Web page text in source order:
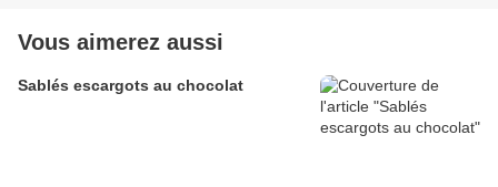
Vous aimerez aussi
Sablés escargots au chocolat